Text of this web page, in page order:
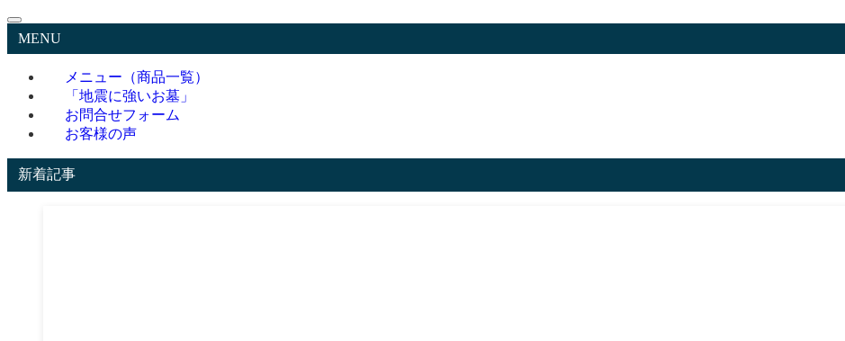
MENU
メニュー（商品一覧）
「地震に強いお墓」
お問合せフォーム
お客様の声
新着記事